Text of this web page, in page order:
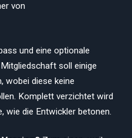
von
und eine optionale
soll einige
wobei diese keine
Komplett verzichtet wird
wie die Entwickler betonen.